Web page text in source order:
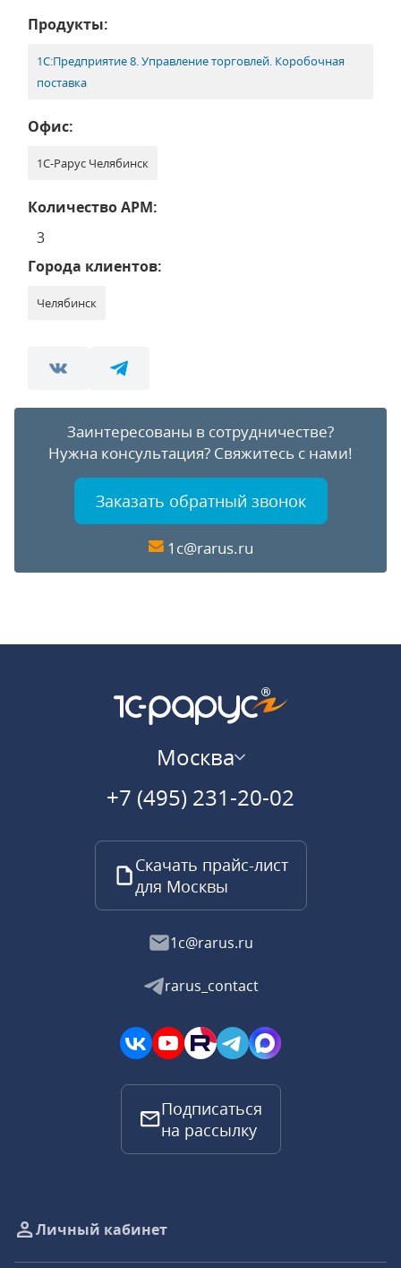
Продукты:
1С:Предприятие 8. Управление торговлей. Коробочная
поставка
Офис:
1С-Рарус Челябинск
Количество АРМ:
3
Города клиентов:
Челябинск
Заинтересованы в сотрудничестве?
Нужна консультация? Свяжитесь с нами!
Заказать обратный звонок
1c@rarus.ru
Москва
+7 (495) 231-20-02
Скачать прайс-лист
для Москвы
1c@rarus.ru
rarus_contact
Подписаться
на рассылку
Личный кабинет